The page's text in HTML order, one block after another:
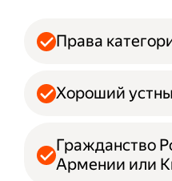
Права
Хороший
Гражданство
Армении или